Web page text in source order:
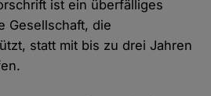
ist ein überfälliges
Gesellschaft, die
statt mit bis zu drei Jahren